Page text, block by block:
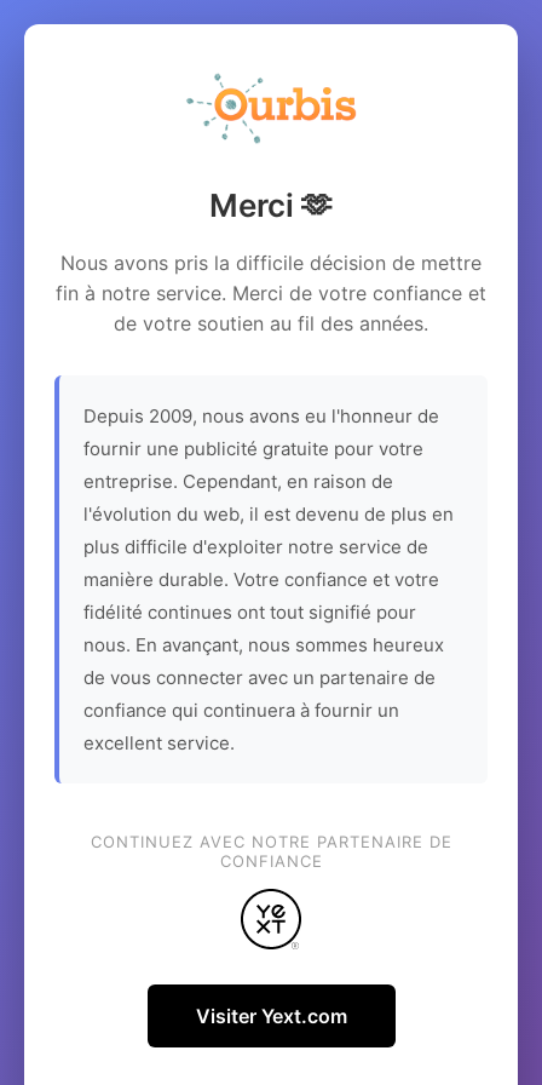
Merci 🫶
Nous avons pris la difficile décision de mettre
fin à notre service. Merci de votre confiance et
de votre soutien au fil des années.
Depuis 2009, nous avons eu l'honneur de
fournir une publicité gratuite pour votre
entreprise. Cependant, en raison de
l'évolution du web, il est devenu de plus en
plus difficile d'exploiter notre service de
manière durable. Votre confiance et votre
fidélité continues ont tout signifié pour
nous. En avançant, nous sommes heureux
de vous connecter avec un partenaire de
confiance qui continuera à fournir un
excellent service.
CONTINUEZ AVEC NOTRE PARTENAIRE DE
CONFIANCE
Visiter Yext.com